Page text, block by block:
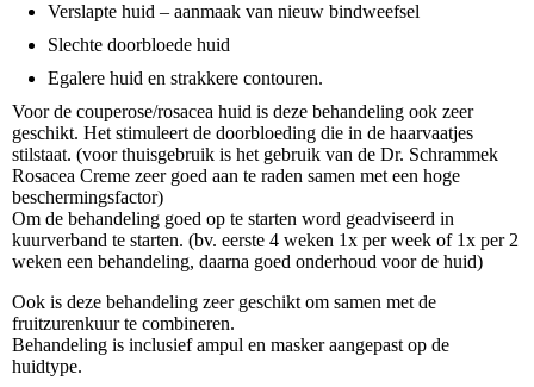
Verslapte huid – aanmaak van nieuw bindweefsel
Slechte doorbloede huid
Egalere huid en strakkere contouren.
Voor de couperose/rosacea huid is deze behandeling ook zeer
geschikt. Het stimuleert de doorbloeding die in de haarvaatjes
stilstaat. (voor thuisgebruik is het gebruik van de Dr. Schrammek
Rosacea Creme zeer goed aan te raden samen met een hoge
beschermingsfactor)
Om de behandeling goed op te starten word geadviseerd in
kuurverband te starten. (bv. eerste 4 weken 1x per week of 1x per 2
weken een behandeling, daarna goed onderhoud voor de huid)
Ook is deze behandeling zeer geschikt om samen met de
fruitzurenkuur te combineren.
Behandeling is inclusief ampul en masker aangepast op de
huidtype.